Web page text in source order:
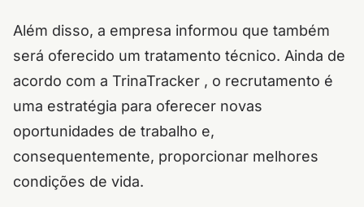
Além disso, a empresa informou que também
será oferecido um tratamento técnico. Ainda de
acordo com a TrinaTracker , o recrutamento é
uma estratégia para oferecer novas
oportunidades de trabalho e,
consequentemente, proporcionar melhores
condições de vida.